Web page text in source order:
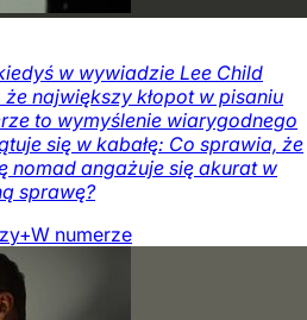
w wywiadzie Lee Child
że największy kłopot w pisaniu
to wymyślenie wiarygodnego
się w kabałę: Co sprawia, że
nomad angażuje się akurat w
sprawę?
W numerze